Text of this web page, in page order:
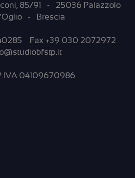
85/91 - 25036 Palazzolo
- Brescia
Fax +39 030 2072972
04109670986